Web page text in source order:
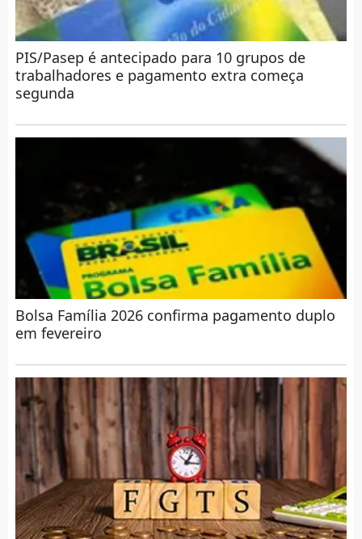
PIS/Pasep é antecipado para 10 grupos de
trabalhadores e pagamento extra começa
segunda
Bolsa Família 2026 confirma pagamento duplo
em fevereiro